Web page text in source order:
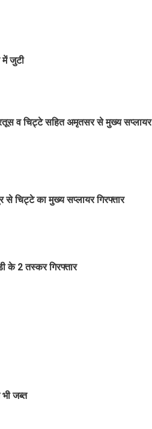
में जुटी
व चिट्टे सहित अमृतसर से मुख्य सप्लायर
चिट्टे का मुख्य सप्लायर गिरफ्तार
के 2 तस्कर गिरफ्तार
जब्त